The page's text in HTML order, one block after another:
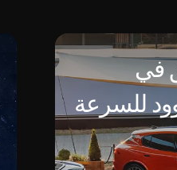
في
للسرعة